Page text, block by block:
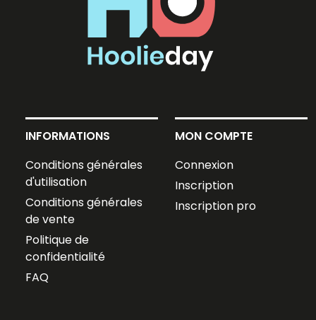
INFORMATIONS
Conditions générales
d'utilisation
Conditions générales
de vente
Politique de
confidentialité
FAQ
MON COMPTE
Connexion
Inscription
Inscription pro